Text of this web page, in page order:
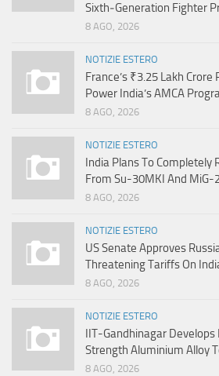
Sixth‑Generation Fighter
8 AGO, 2026
NOTIZIE ESTERO
France’s ₹3.25 Lakh Crore
Power India’s AMCA
8 AGO, 2026
NOTIZIE ESTERO
India Plans To Completely
From Su-30MKI And MiG-
8 AGO, 2026
NOTIZIE ESTERO
US Senate Approves
Threatening Tariffs On
8 AGO, 2026
NOTIZIE ESTERO
IIT-Gandhinagar
Strength Aluminium Alloy
8 AGO, 2026